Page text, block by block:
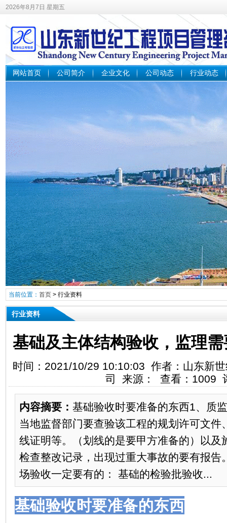
2026年8月7日 星期五
网站首页 公司简介 企业文化 公司动态 行业动态
当前位置： 首页> 行业资料
行业资料
基础及主体结构验收，监理
时间：2021/10/29 10:10:03 作者：山东新
司 来源： 查看：1009
内容摘要： 基础验收时要准备的东西1、质
当地监督部门要查验该工程的规划许可文件
线证明等。（划线的是要甲方准备的）以及
检查整改记录，出现过重大事故的要有报告
场验收一定要有的： 基础的检验批验收...
基础验收时要准备的东西